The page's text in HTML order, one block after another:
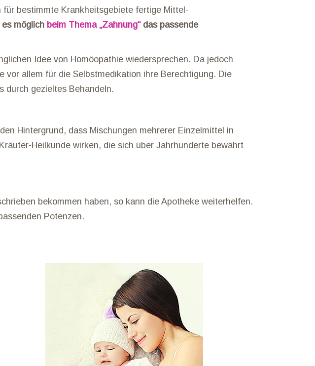
für bestimmte Krankheitsgebiete fertige Mittel-
möglich beim Thema „Zahnung“das passende
Idee von Homöopathie wiedersprechen. Da jedoch
allem für die Selbstmedikation ihre Berechtigung. Die
durch gezieltes Behandeln.
Hintergrund, dass Mischungen mehrerer Einzelmittel in
Heilkunde wirken, die sich über Jahrhunderte bewährt
bekommen haben, so kann die Apotheke weiterhelfen.
Potenzen.